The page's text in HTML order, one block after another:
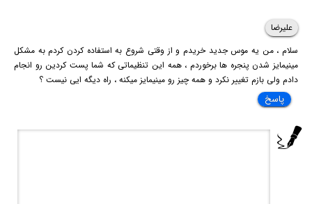
علیرضا
سلام ، من یه موس جدید خریدم و از وقتی شروع به استفاده کردن کردم به مشکل
مینیمایز شدن پنجره ها برخوردم ، همه این تنظیماتی که شما پست کردین رو انجام
دادم ولی بازم تغییر نکرد و همه چیز رو مینیمایز میکنه ، راه دیگه ایی نیست ؟
پاسخ